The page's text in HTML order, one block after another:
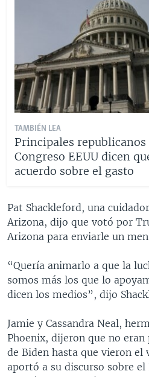
TAMBIÉN LEA
Principales republicanos
Congreso EEUU dicen
acuerdo sobre el gasto
Pat Shackleford, una
Arizona, dijo que votó por
Arizona para enviarle un
“Quería animarlo a que la
somos más los que lo
dicen los medios”, dijo
Jamie y Cassandra Neal,
Phoenix, dijeron que no
de Biden hasta que vieron el
aportó a su discurso sobre el